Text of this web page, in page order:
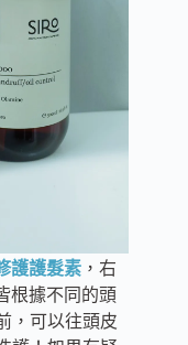
護護髮素 ，右
根據不同的頭
，可以往頭皮